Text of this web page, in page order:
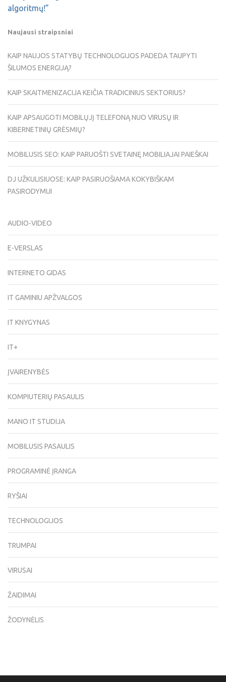
algoritmų!”
Naujausi straipsniai
KAIP NAUJOS STATYBŲ TECHNOLOGIJOS PADEDA TAUPYTI
ŠILUMOS ENERGIJĄ?
KAIP SKAITMENIZACIJA KEIČIA TRADICINIUS SEKTORIUS?
KAIP APSAUGOTI MOBILŲJĮ TELEFONĄ NUO VIRUSŲ IR
KIBERNETINIŲ GRĖSMIŲ?
MOBILUSIS SEO: KAIP PARUOŠTI SVETAINĘ MOBILIAJAI PAIEŠKAI
DJ UŽKULISIUOSE: KAIP PASIRUOŠIAMA KOKYBIŠKAM
PASIRODYMUI
AUDIO-VIDEO
E-VERSLAS
INTERNETO GIDAS
IT GAMINIU APŽVALGOS
IT KNYGYNAS
IT+
ĮVAIRENYBĖS
KOMPIUTERIŲ PASAULIS
MANO IT STUDIJA
MOBILUSIS PASAULIS
PROGRAMINĖ ĮRANGA
RYŠIAI
TECHNOLOGIJOS
TRUMPAI
VIRUSAI
ŽAIDIMAI
ŽODYNĖLIS